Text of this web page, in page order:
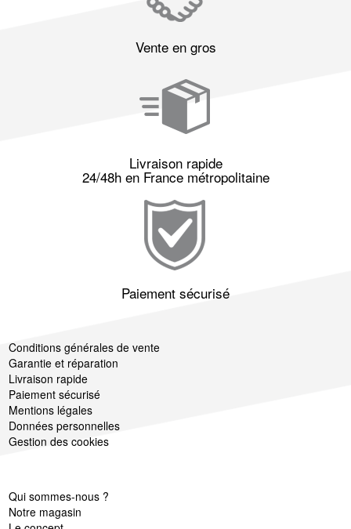
Vente en gros
Livraison rapide
24/48h en France métropolitaine
Paiement sécurisé
Conditions générales de vente
Garantie et réparation
Livraison rapide
Paiement sécurisé
Mentions légales
Données personnelles
Gestion des cookies
Qui sommes-nous ?
Notre magasin